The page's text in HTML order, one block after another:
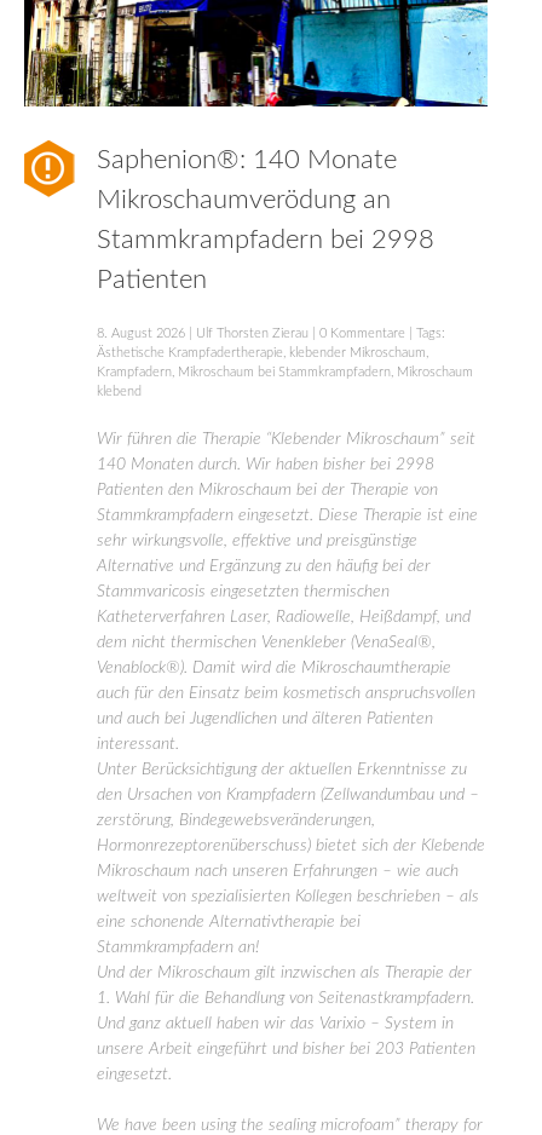
Saphenion®: 140 Monate
Mikroschaumverödung an
Stammkrampfadern bei 2998
Patienten
8. August 2026 Ulf Thorsten Zierau 0 Kommentare | Tags:
Ästhetische Krampfadertherapie
klebender Mikroschaum
Krampfadern Mikroschaum bei Stammkrampfadern Mikroschaum
klebend
Wir führen die Therapie “Klebender Mikroschaum” seit
140 Monaten durch. Wir haben bisher bei 2998
Patienten den Mikroschaum bei der Therapie von
Stammkrampfadern eingesetzt. Diese Therapie ist eine
sehr wirkungsvolle, effektive und preisgünstige
Alternative und Ergänzung zu den häufig bei der
Stammvaricosis eingesetzten thermischen
Katheterverfahren Laser, Radiowelle, Heißdampf, und
dem nicht thermischen Venenkleber (VenaSeal®,
Venablock®). Damit wird die Mikroschaumtherapie
auch für den Einsatz beim kosmetisch anspruchsvollen
und auch bei Jugendlichen und älteren Patienten
interessant.
Unter Berücksichtigung der aktuellen Erkenntnisse zu
den Ursachen von Krampfadern (Zellwandumbau und –
zerstörung, Bindegewebsveränderungen,
Hormonrezeptorenüberschuss) bietet sich der Klebende
Mikroschaum nach unseren Erfahrungen – wie auch
weltweit von spezialisierten Kollegen beschrieben – als
eine schonende Alternativtherapie bei
Stammkrampfadern an!
Und der Mikroschaum gilt inzwischen als Therapie der
1. Wahl für die Behandlung von Seitenastkrampfadern.
Und ganz aktuell haben wir das Varixio – System in
unsere Arbeit eingeführt und bisher bei 203 Patienten
eingesetzt.
We have been using the sealing microfoam” therapy for